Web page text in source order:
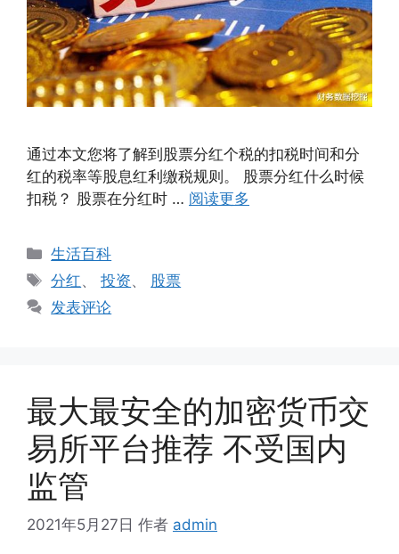
通过本文您将了解到股票分红个税的扣税时间和分
红的税率等股息红利缴税规则。 股票分红什么时候
扣税？ 股票在分红时 … 阅读更多
分
类
生活百科
标
签
分红、投资、 股票
发表评论
最大最安全的加密货币交
易所平台推荐 不受国内
监管
2021年5月27日 作者 admin